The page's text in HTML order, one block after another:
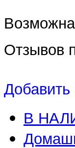
Отзывов
Добавить
В